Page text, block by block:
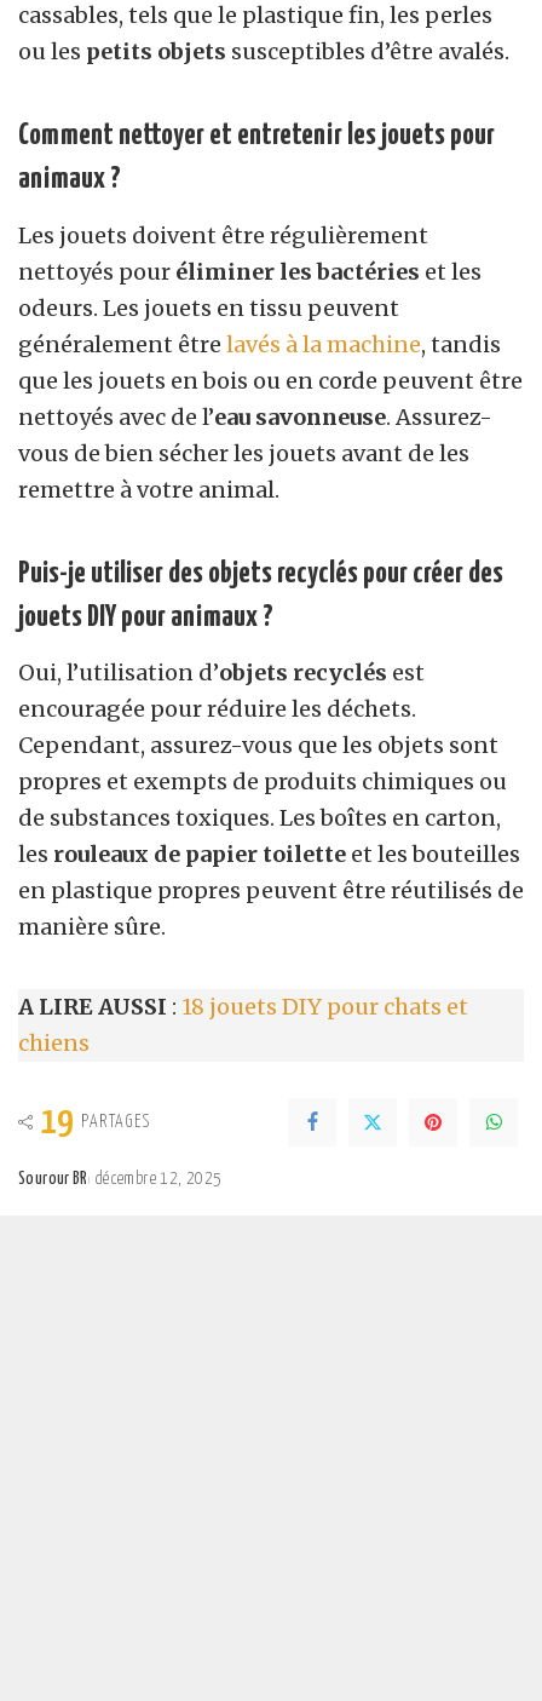
cassables, tels que le plastique fin, les perles
ou les petits objets susceptibles d’être avalés.
Comment nettoyer et entretenir les jouets pour
animaux ?
Les jouets doivent être régulièrement
nettoyés pour éliminer les bactéries et les
odeurs. Les jouets en tissu peuvent
généralement être lavés à la machine, tandis
que les jouets en bois ou en corde peuvent être
nettoyés avec de l’eau savonneuse. Assurez-
vous de bien sécher les jouets avant de les
remettre à votre animal.
Puis-je utiliser des objets recyclés pour créer des
jouets DIY pour animaux ?
Oui, l’utilisation d’objets recyclés est
encouragée pour réduire les déchets.
Cependant, assurez-vous que les objets sont
propres et exempts de produits chimiques ou
de substances toxiques. Les boîtes en carton,
les rouleaux de papier toilette et les bouteilles
en plastique propres peuvent être réutilisés de
manière sûre.
A LIRE AUSSI : 18 jouets DIY pour chats et
chiens
19 PARTAGES
Sourour BR décembre 12, 2025